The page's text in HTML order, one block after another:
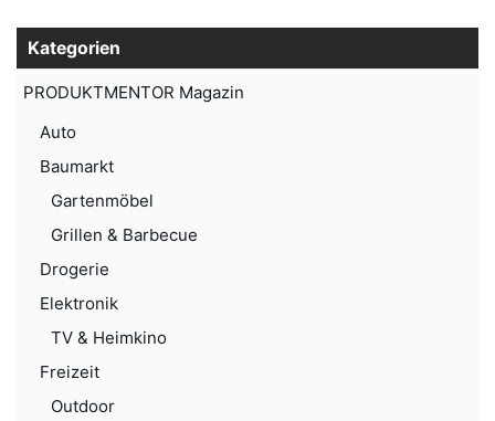
Kategorien
PRODUKTMENTOR Magazin
Auto
Baumarkt
Gartenmöbel
Grillen & Barbecue
Drogerie
Elektronik
TV & Heimkino
Freizeit
Outdoor